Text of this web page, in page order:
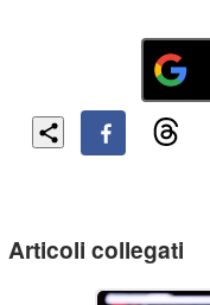
Articoli collegati